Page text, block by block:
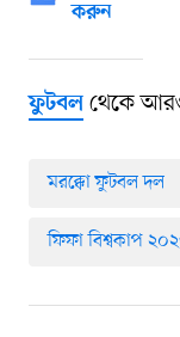
করুন
ফুটবলথেকে
মরক্কো ফুটবল দল
ফিফা বিশ্বকাপ